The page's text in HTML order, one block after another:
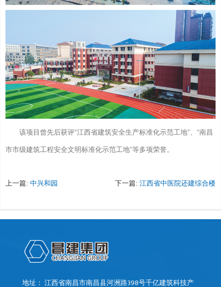
该项目曾先后获评“江西省建筑安全生产标准化示范工地”、“南昌
市市级建筑工程安全文明标准化示范工地”等多项荣誉。
上一篇: 中兴和园 下一篇: 江西省中医院还建综合楼
地址： 江西省南昌市南昌县河洲路398号千亿建筑科技产